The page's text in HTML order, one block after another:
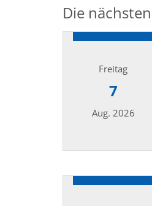
Die
Freitag
7
Aug. 2026